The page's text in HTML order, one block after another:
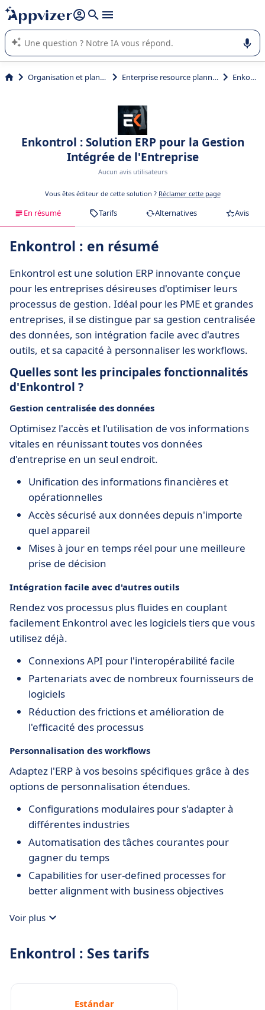
répondre (plusieurs lignes avec
L'IA de Appvizer vous guide dans l'utilisation ou la sélection de
logiciel SaaS en entreprise.
Organisation et planification Enterprise resource planning (ERP) Enkontrol
Enkontrol : Solution ERP pour la Gestion
Intégrée de l'Entreprise
Aucun avis utilisateurs
Vous êtes éditeur de cette solution ? Réclamer cette page
En résumé Tarifs Alternatives Avis
Enkontrol : en résumé
Enkontrol est une solution ERP innovante conçue
pour les entreprises désireuses d'optimiser leurs
processus de gestion. Idéal pour les PME et grandes
entreprises, il se distingue par sa gestion centralisée
des données, son intégration facile avec d'autres
outils, et sa capacité à personnaliser les workflows.
Quelles sont les principales fonctionnalités
d'Enkontrol ?
Gestion centralisée des données
Optimisez l'accès et l'utilisation de vos informations
vitales en réunissant toutes vos données
d'entreprise en un seul endroit.
Unification des informations financières et
opérationnelles
Accès sécurisé aux données depuis n'importe
quel appareil
Mises à jour en temps réel pour une meilleure
prise de décision
Intégration facile avec d'autres outils
Rendez vos processus plus fluides en couplant
facilement Enkontrol avec les logiciels tiers que vous
utilisez déjà.
Connexions API pour l'interopérabilité facile
Partenariats avec de nombreux fournisseurs de
logiciels
Réduction des frictions et amélioration de
l'efficacité des processus
Personnalisation des workflows
Adaptez l'ERP à vos besoins spécifiques grâce à des
options de personnalisation étendues.
Configurations modulaires pour s'adapter à
différentes industries
Automatisation des tâches courantes pour
gagner du temps
Capabilities for user-defined processes for
better alignment with business objectives
Voir plus
Enkontrol : Ses tarifs
Estándar